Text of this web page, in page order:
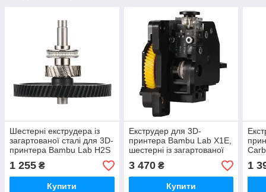
Шестерні екструдера із
загартованої сталі для 3D-
принтера Bambu Lab H2S
Series, (оригінал, FAE033)
1 255 ₴
Купити
Екструдер для 3D-
принтера Bambu Lab X1E,
шестерні із загартованої
сталі, (оригінал, FAE018)
3 470₴
Купити
1